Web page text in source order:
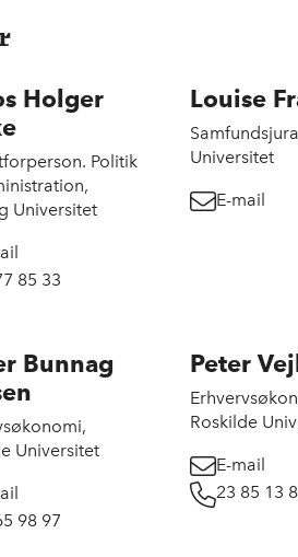
Holger
Politik
Universitet
85 33
Louise
Universitet
E-mail
Bunnag
Universitet
98 97
Peter
Roskilde
E-mail
23 85 13